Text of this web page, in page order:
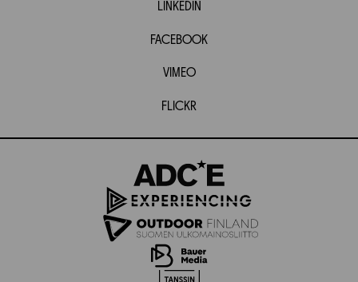
LINKEDIN
FACEBOOK
VIMEO
FLICKR